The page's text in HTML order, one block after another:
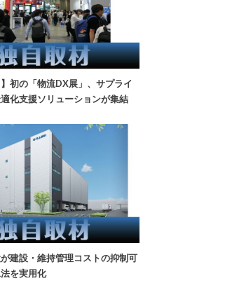
】初の「物流DX展」、サプライ
化支援ソリューションが集結
が建設・維持管理コストの抑制可
を実用化